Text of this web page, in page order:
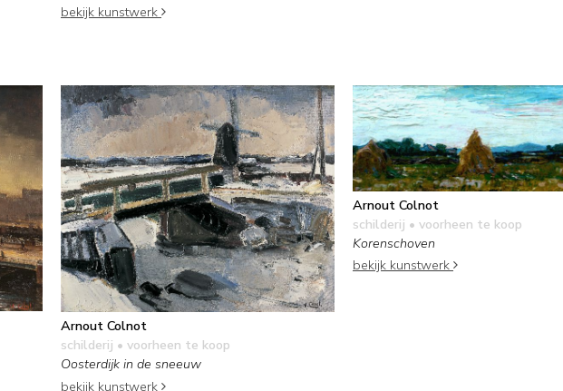
bekijk kunstwerk
Arnout Colnot
schilderij • voorheen te koop
Oosterdijk in de sneeuw
bekijk kunstwerk
Arnout Colnot
schilderij • voorheen te koop
Korenschoven
bekijk kunstwerk